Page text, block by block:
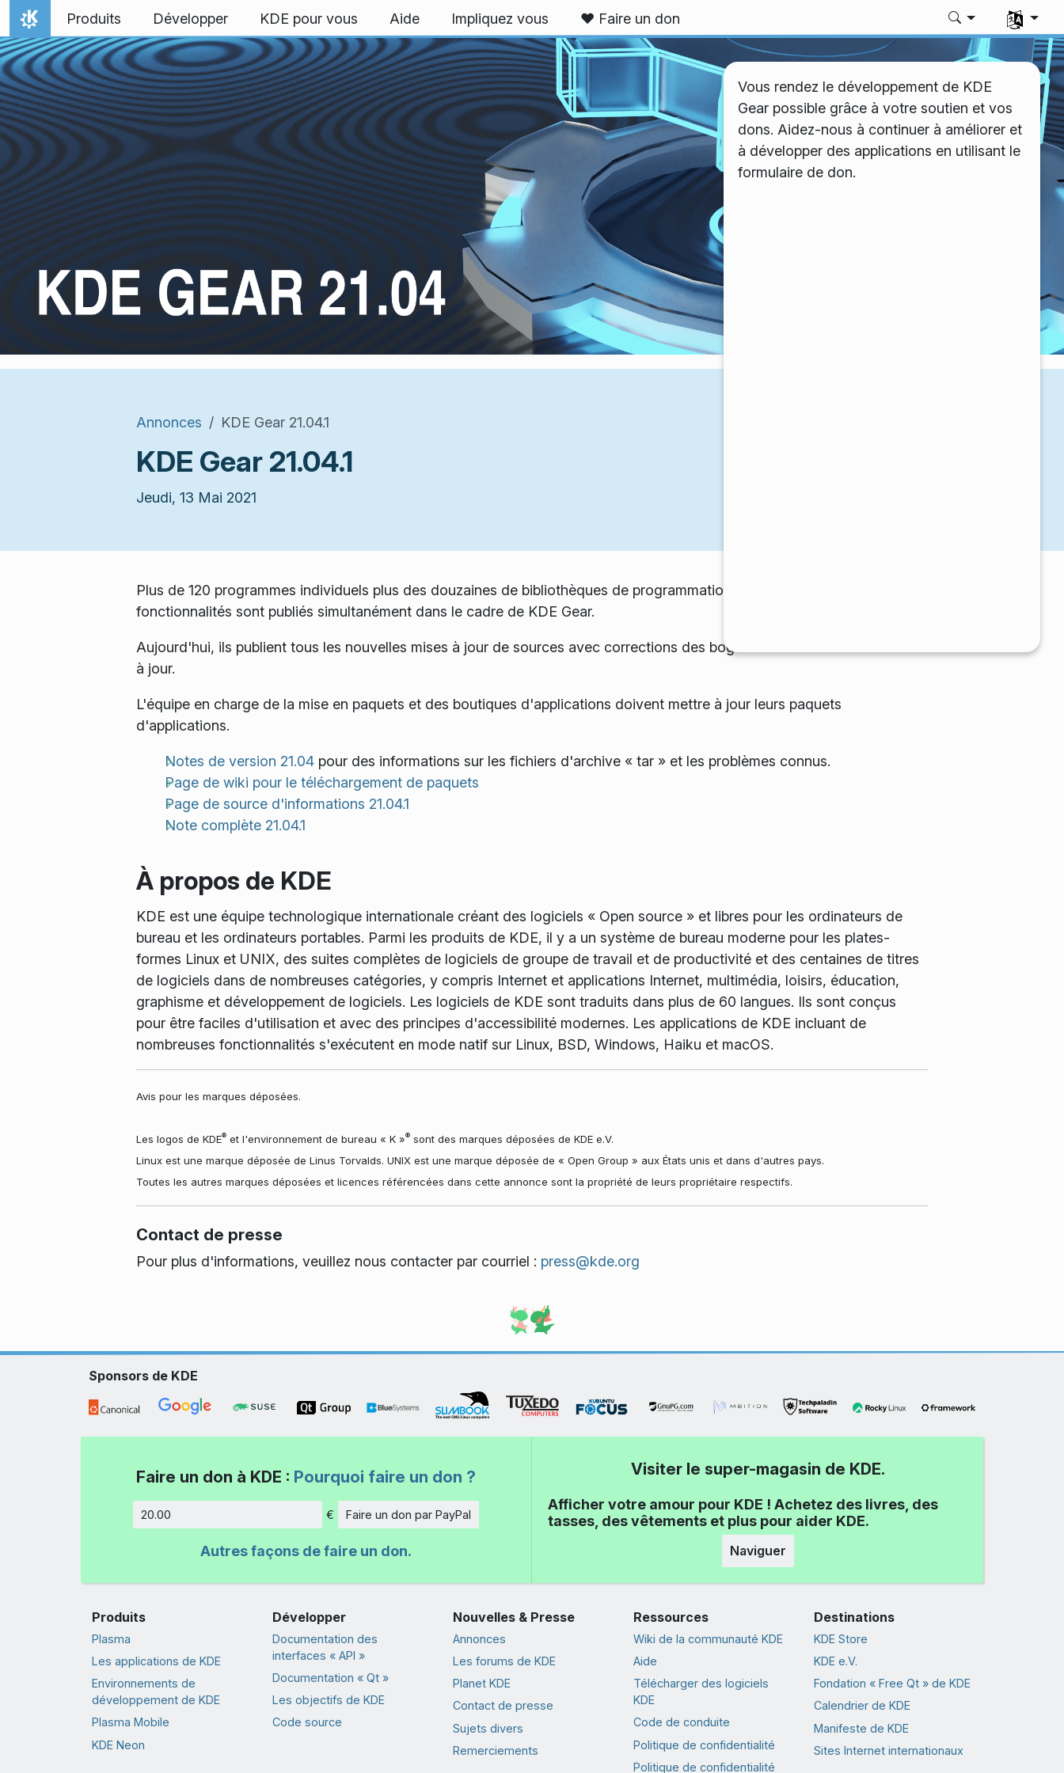
Aller directement au contenu
Accueil
Produits Développer KDE pour vous Aide Impliquez vous ❤️ Faire un don
Vous rendez le développement de KDE
Gear possible grâce à votre soutien et vos
dons. Aidez-nous à continuer à améliorer et
à développer des applications en utilisant le
formulaire de don.
Annonces KDE Gear 21.04.1
KDE Gear 21.04.1
Jeudi, 13 Mai 2021
Plus de 120 programmes individuels plus des douzaines de bibliothèques de programmation et de modules externes de
fonctionnalités sont publiés simultanément dans le cadre de KDE Gear.
Aujourd'hui, ils publient tous les nouvelles mises à jour de sources avec corrections des bogues et des traductions mises
à jour.
L'équipe en charge de la mise en paquets et des boutiques d'applications doivent mettre à jour leurs paquets
d'applications.
Notes de version 21.04 pour des informations sur les fichiers d'archive « tar » et les problèmes connus.
Page de wiki pour le téléchargement de paquets
Page de source d'informations 21.04.1
Note complète 21.04.1
À propos de KDE
KDE est une équipe technologique internationale créant des logiciels « Open source » et libres pour les ordinateurs de
bureau et les ordinateurs portables. Parmi les produits de KDE, il y a un système de bureau moderne pour les plates-
formes Linux et UNIX, des suites complètes de logiciels de groupe de travail et de productivité et des centaines de titres
de logiciels dans de nombreuses catégories, y compris Internet et applications Internet, multimédia, loisirs, éducation,
graphisme et développement de logiciels. Les logiciels de KDE sont traduits dans plus de 60 langues. Ils sont conçus
pour être faciles d'utilisation et avec des principes d'accessibilité modernes. Les applications de KDE incluant de
nombreuses fonctionnalités s'exécutent en mode natif sur Linux, BSD, Windows, Haiku et macOS.
Avis pour les marques déposées.
Les logos de KDE® et l'environnement de bureau « K »® sont des marques déposées de KDE e.V.
Linux est une marque déposée de Linus Torvalds. UNIX est une marque déposée de « Open Group » aux États unis et dans d'autres pays.
Toutes les autres marques déposées et licences référencées dans cette annonce sont la propriété de leurs propriétaire respectifs.
Contact de presse
Pour plus d'informations, veuillez nous contacter par courriel : press@kde.org
Sponsors de KDE
Faire un don à KDE : Pourquoi faire un don ?
Montant
€ Faire un don par PayPal
Autres façons de faire un don.
Visiter le super-magasin de KDE.
Afficher votre amour pour KDE ! Achetez des livres, des
tasses, des vêtements et plus pour aider KDE.
Naviguer
Produits
Plasma
Les applications de KDE
Environnements de
développement de KDE
Plasma Mobile
KDE Neon
Développer
Documentation des
interfaces « API »
Documentation « Qt »
Les objectifs de KDE
Code source
Nouvelles & Presse
Annonces
Les forums de KDE
Planet KDE
Contact de presse
Sujets divers
Remerciements
Ressources
Wiki de la communauté KDE
Aide
Télécharger des logiciels
KDE
Code de conduite
Politique de confidentialité
Politique de confidentialité
Destinations
KDE Store
KDE e.V.
Fondation « Free Qt » de KDE
Calendrier de KDE
Manifeste de KDE
Sites Internet internationaux